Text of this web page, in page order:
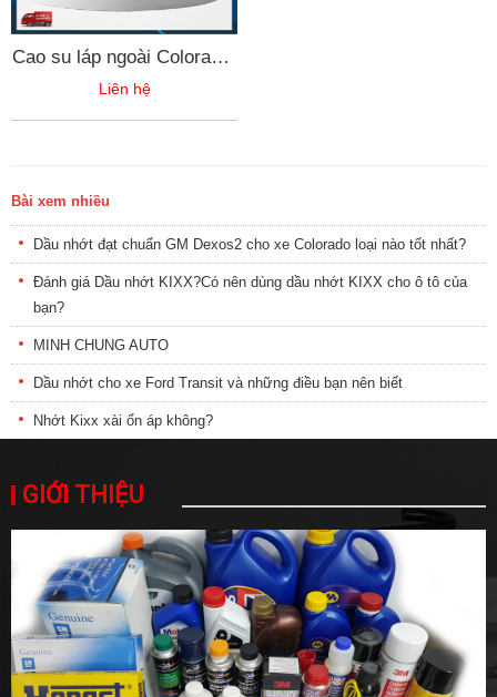
Cao su láp ngoài Colorado-
Traiblazer CD22099-
Liên hệ
Bài xem nhiều
Dầu nhớt đạt chuẩn GM Dexos2 cho xe Colorado loại nào tốt nhất?
Đánh giá Dầu nhớt KIXX?Có nên dùng dầu nhớt KIXX cho ô tô của
bạn?
MINH CHUNG AUTO
Dầu nhớt cho xe Ford Transit và những điều bạn nên biết
Nhớt Kixx xài ổn áp không?
GIỚI THIỆU